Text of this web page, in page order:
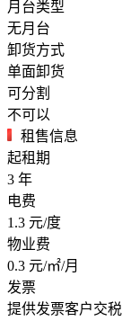
月台类型
无月台
卸货方式
单面卸货
可分割
不可以
租售信息
起租期
3 年
电费
1.3 元/度
物业费
0.3 元/㎡/月
发票
提供发票客户交税